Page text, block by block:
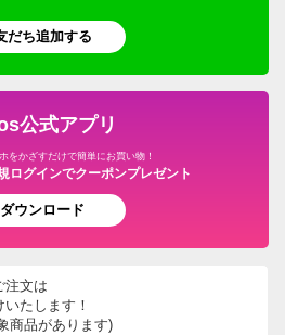
だち追加する
公式アプリ
をかざすだけで簡単にお買い物！
ログインでクーポンプレゼント
ダウンロード
注文は
たします！
商品があります)